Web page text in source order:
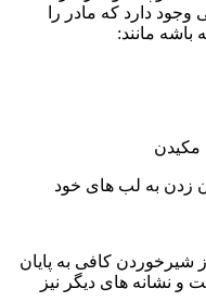
دارد که مادر را
مانند:
به لب های خود
کافی به پایان
های دیگر نیز